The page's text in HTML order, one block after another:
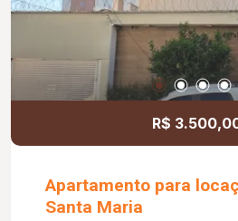
R$
Apartamento para
Santa Maria